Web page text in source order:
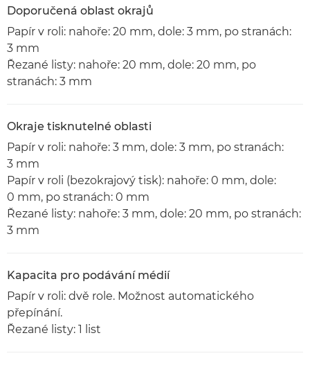
Doporučená oblast okrajů
Papír v roli: nahoře: 20 mm, dole: 3 mm, po stranách:
3 mm
Řezané listy: nahoře: 20 mm, dole: 20 mm, po
stranách: 3 mm
Okraje tisknutelné oblasti
Papír v roli: nahoře: 3 mm, dole: 3 mm, po stranách:
3 mm
Papír v roli (bezokrajový tisk): nahoře: 0 mm, dole:
0 mm, po stranách: 0 mm
Řezané listy: nahoře: 3 mm, dole: 20 mm, po stranách:
3 mm
Kapacita pro podávání médií
Papír v roli: dvě role. Možnost automatického
přepínání.
Řezané listy: 1 list